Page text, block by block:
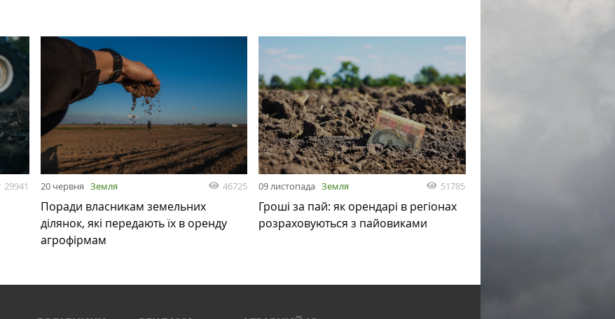
29941 20 червня Земля 46725
Поради власникам земельних
ділянок, які передають їх в оренду
агрофірмам
09 листопада Земля 51785
Гроші за пай: як орендарі в регіонах
розраховуються з пайовиками